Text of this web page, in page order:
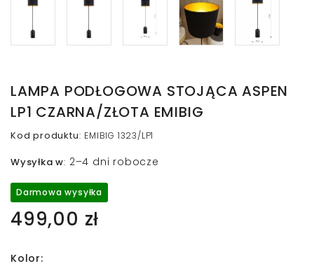
LAMPA PODŁOGOWA STOJĄCA ASPEN
LP1 CZARNA/ZŁOTA EMIBIG
Kod produktu: EMIBIG 1323/LP1
Wysyłka w: 2–4 dni robocze
Darmowa wysyłka
499,00 zł
Kolor: